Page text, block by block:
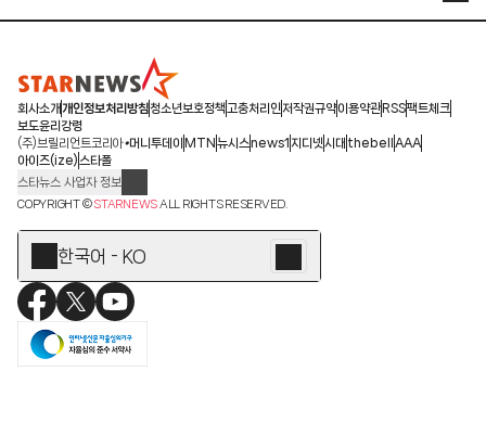
STARPOLL
회사소개 개인정보처리방침청소년보호정책 고충처리인저작권규약이용약관 RSS팩트체크
보도윤리강령
(주)브릴리언트코리아 머니투데이 MTN 뉴시스news1 지디넷시대 thebell AAA
아이즈(ize) 스타폴
스타뉴스 사업자 정보
주소: 서울시 종로구 청계천로 11(서린동, 청계한국빌딩)
청소년 보호책임자: 문완식
등록번호:서울 아01055
등록일:2009.12.10
제호:스타뉴스
발행일:2009.12.10
전화번호: 02-767-6843ㆍ02-724-0985
COPYRIGHT ©STARNEWSALL RIGHTS RESERVED.
한국어 - KO